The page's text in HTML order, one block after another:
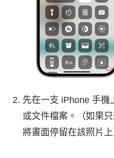
先在一支 iPhone 手機
或文件檔案。（如果
將畫面停留在該照片上